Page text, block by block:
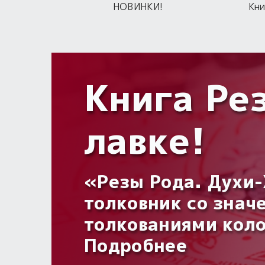
НОВИНКИ!
Книга
лавке!
«Резы Рода.
толковник со
толкованиями
Подробнее
Обереги
Кумиры, обереги,
с символами Бога
Выбирайте себе
Встреча
Макошь
Символы, обряды
Выберите свой!